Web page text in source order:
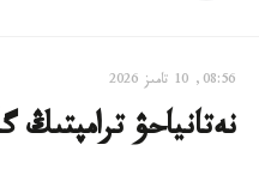
08:56, 10 تامىز 2026
نەتانياحۋ ترامپتىڭ